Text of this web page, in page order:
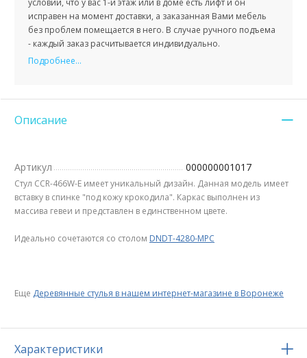
условии, что у вас 1-й этаж или в доме есть лифт и он
исправен на момент доставки, а заказанная Вами мебель
без проблем помещается в него. В случае ручного подъема
- каждый заказ расчитывается индивидуально.
Подробнее...
Описание
Артикул 000000001017
Стул CCR-466W-E имеет уникальный дизайн. Данная модель имеет
вставку в спинке "под кожу крокодила". Каркас выполнен из
массива гевеи и представлен в единственном цвете.
Идеально сочетаются со столом DNDT-4280-MPC
Еще Деревянные стулья в нашем интернет-магазине в Воронеже
Характеристики